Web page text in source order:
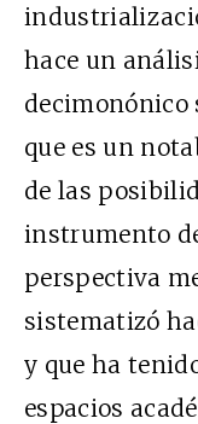
hace un
decimonónico
que es un
de las
instrumento
perspectiva
sistematizó
y que ha
espacios